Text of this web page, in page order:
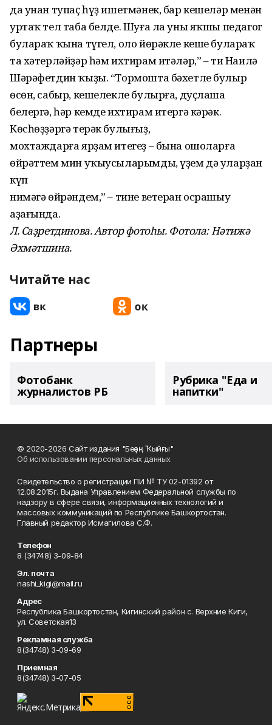
да унан тупаҫ һүҙ ишетмәнек, бар кешеләр менән
уртаҡ тел таба белде. Шуға ла уны яҡшы педагог
булараҡ ҡына түгел, оло йөрәкле кеше булараҡ
та хәтерләйҙәр һәм ихтирам итәләр,” – ти Наилә
Шәрәфетдин ҡыҙы. “Тормошта бәхетле булыр
өсөн, сабыр, кешелекле булырға, дуҫлаша
белергә, һәр кемде ихтирам итергә кәрәк.
Көсһөҙҙәргә терәк булығыҙ,
мохтаждарға ярҙам итегеҙ – бына ошоларға
өйрәттем мин уҡыусыларымды, үҙем дә уларҙан
күп
нимәгә өйрәндем,” – тине ветеран осрашыу
аҙағында.
Л. Саҙретдинова. Автор фотоһы. Фотола: Нәтижә
Әхмәтшина.
Читайте нас
Партнеры
Фотобанк
журналистов РБ
Рубрика "Еда и
напитки"
© 2020-2026 Сайт издания "Беҙҙең Ҡыйғы"
Об использовании персональных данных
Свидетельство о регистрации ПИ № ТУ 02-01392 от
12.08.2015г. Выдана Управлением Федеральной службы по
надзору в сфере связи, информационных технологий и
массовых коммуникаций по Республике Башкортостан.
Главный редактор Исмагилова С.Ф.
Телефон
8 (34748) 3-09-84
Эл. почта
nashi_kigi@mail.ru
Адрес
Республика Башкортостан, Кигинский район с. Верхние Киги,
ул. Советская13
Рекламная служба
8(34748) 3-09-69
Приемная
8(34748) 3-07-05